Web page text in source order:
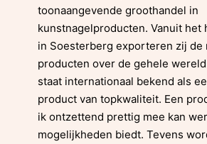
toonaangevende groothandel in
kunstnagelproducten. Vanuit het
in Soesterberg exporteren zij de
producten over de gehele
staat internationaal bekend als
product van topkwaliteit. Een
ik ontzettend prettig mee kan
mogelijkheden biedt. Tevens